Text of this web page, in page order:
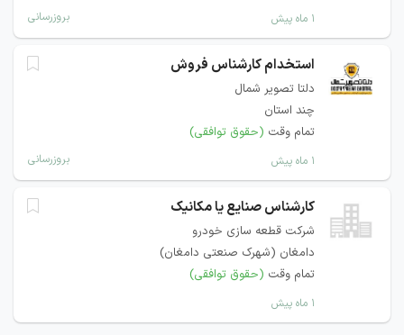
۱ ماه پیش بروزرسانی
استخدام کارشناس فروش
دلتا تصویر شمال
چند استان
تمام وقت (حقوق توافقی)
۱ ماه پیش بروزرسانی
کارشناس صنایع یا مکانیک
شرکت قطعه سازی خودرو
دامغان (شهرک صنعتی دامغان)
تمام وقت (حقوق توافقی)
۱ ماه پیش